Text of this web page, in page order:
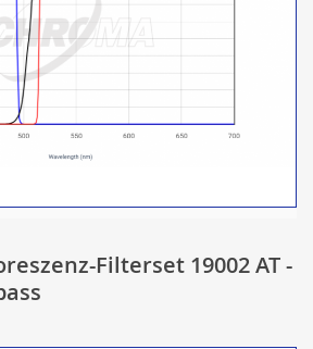
Filterset 19002 AT -